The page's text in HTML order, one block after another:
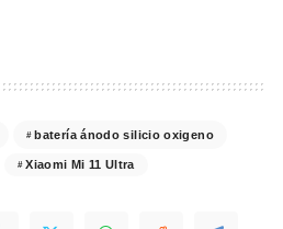
batería ánodo silicio oxigeno
Xiaomi Mi 11 Ultra